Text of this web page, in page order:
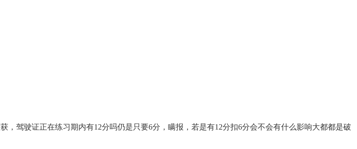
驾驶证正在练习期内有12分吗仍是只要6分，瞒报，若是有12分扣6分会不会有什么影响大都都是破